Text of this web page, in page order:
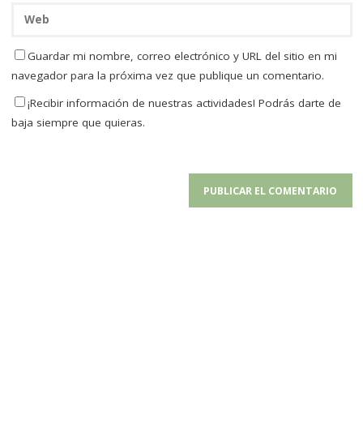
Guardar mi nombre, correo electrónico y URL del sitio en mi
navegador para la próxima vez que publique un comentario.
¡Recibir información de nuestras actividades! Podrás darte de
baja siempre que quieras.